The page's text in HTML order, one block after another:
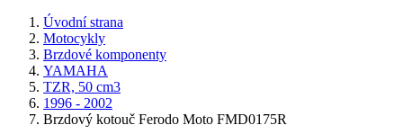
Úvodní strana
Motocykly
Brzdové komponenty
YAMAHA
TZR, 50 cm3
1996 - 2002
Brzdový kotouč Ferodo Moto FMD0175R